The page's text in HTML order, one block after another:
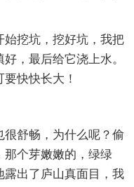
挖坑，挖好坑，我把
，最后给它浇上水。
快快长大！
舒畅，为什么呢？偷
那个芽嫩嫩的，绿绿
露出了庐山真面目，我